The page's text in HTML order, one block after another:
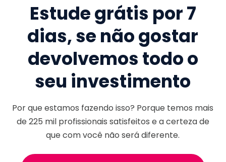
Estude grátis por 7
dias, se não gostar
devolvemos todo o
seu investimento
Por que estamos fazendo isso? Porque temos mais
de225 milprofissionais satisfeitos e a certeza de
que com você não será diferente.